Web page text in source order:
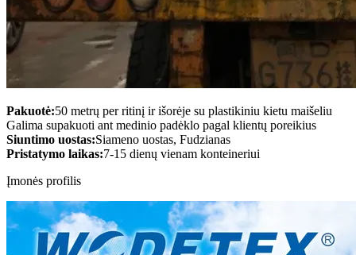
Pakuotė:50 metrų per ritinį ir išorėje su plastikiniu kietu maišeliu
Galima supakuoti ant medinio padėklo pagal klientų poreikius
Siuntimo uostas:Siameno uostas, Fudzianas
Pristatymo laikas:7-15 dienų vienam konteineriui
Įmonės profilis